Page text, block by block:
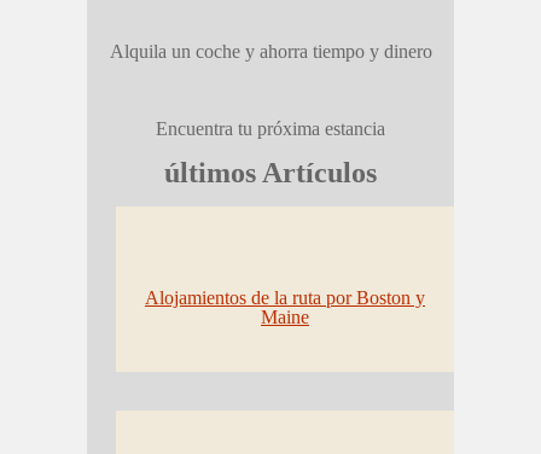
Alquila un coche y ahorra tiempo y dinero
Encuentra tu próxima estancia
últimos Artículos
Alojamientos de la ruta por Boston y
Maine